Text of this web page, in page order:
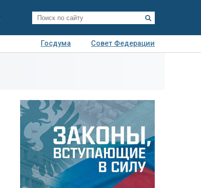
Госдума
Совет Федерации